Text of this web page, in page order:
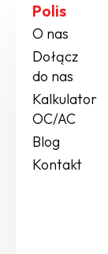
Polis
O nas
Dołącz
do nas
Kalkulator
OC/AC
Blog
Kontakt